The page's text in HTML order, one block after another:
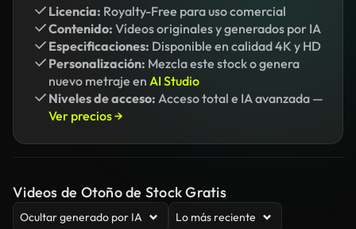
Licencia: Royalty-Free para uso comercial
Contenido: Vídeos originales y generados por IA
Especificaciones: Disponible en calidad 4K y HD
Personalización: Mezcla este stock o genera
nuevo metraje en AI Studio
Niveles de acceso: Acceso total e IA avanzada —
Ver precios →
Videos de Otoño de Stock Gratis
Ocultar generado por IA Lo más reciente